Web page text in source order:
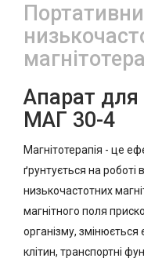
Апарат для
МАГ 30-4
Магнітотерапія - це
ґрунтується на роботі
низькочастотних
магнітного поля
організму,
клітин, транспортні